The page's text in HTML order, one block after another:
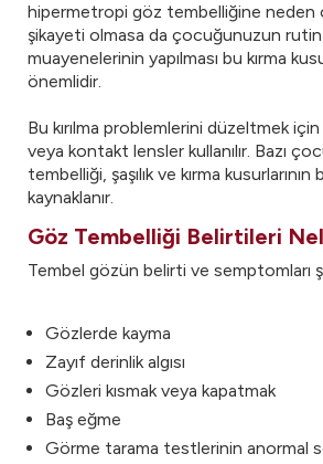
hipermetropi göz tembelliğine neden
şikayeti olmasa da çocuğunuzun
muayenelerinin yapılması bu kırma
önemlidir.
Bu kırılma problemlerini düzeltmek
veya kontakt lensler kullanılır. Bazı
tembelliği, şaşılık ve kırma
kaynaklanır.
Göz Tembelliği Belirtileri
Tembel gözün belirti ve semptomları
Gözlerde kayma
Zayıf derinlik algısı
Gözleri kısmak veya kapatmak
Baş eğme
Görme tarama testlerinin anormal